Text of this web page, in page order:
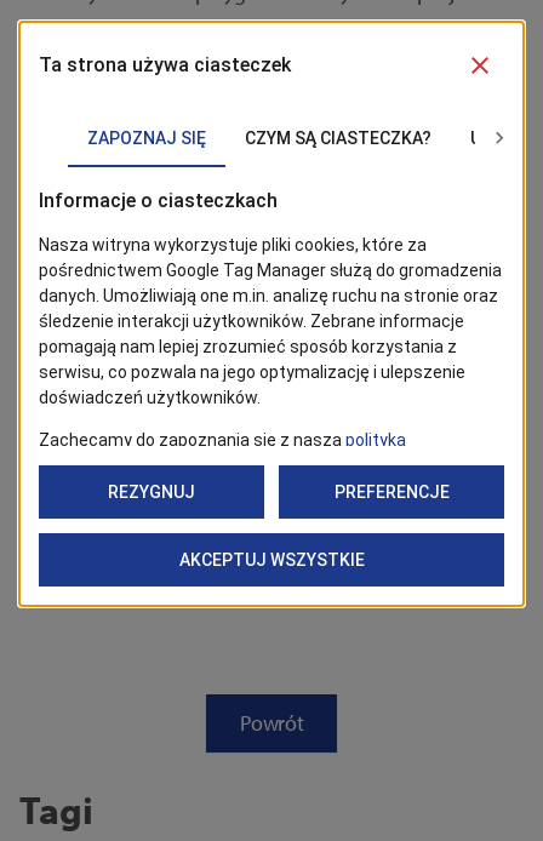
seanse:
17:00 – peeling w saunie parowej.
Rezerwacji na zabiegi można dokonać dzwoniąc pod
numer +48 91 506 52 90.
BĄDŹ NA BIEŻĄCO!
Kliknij w przycisk „Obserwuj”, aby być bieżąco z
wiadomościami ze Szczecina. Najbardziej interesujące wpisy
Obserwuj
Powrót
Tagi